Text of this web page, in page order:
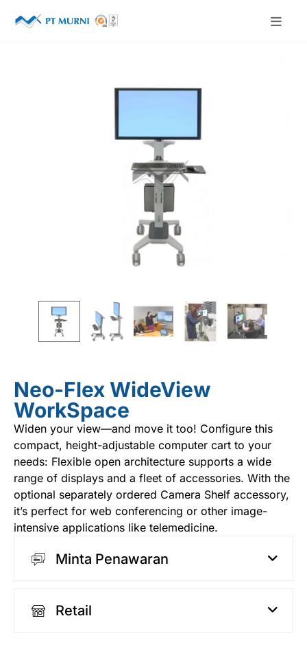
Neo-Flex WideView
WorkSpace
Widen your view—and move it too! Configure this
compact, height-adjustable computer cart to your
needs: Flexible open architecture supports a wide
range of displays and a fleet of accessories. With the
optional separately ordered Camera Shelf accessory,
it’s perfect for web conferencing or other image-
intensive applications like telemedicine.
Minta Penawaran
Retail